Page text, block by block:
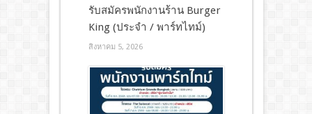
รับสมัครพนักงานร้าน Burger
King (ประจำ / พาร์ทไทม์)
สิงหาคม 5, 2026